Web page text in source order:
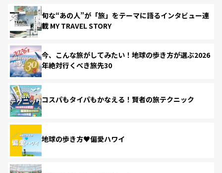
旬な“あの人”が「旅」をテーマに語るインタビュー連
載 MY TRAVEL STORY
今、こんな旅がしてみたい！地球の歩き方が選ぶ2026
年絶対行くべき旅先30
コスパもタイパもかなえる！賢者の旅テクニック
地球の歩き方♥偏愛ハワイ